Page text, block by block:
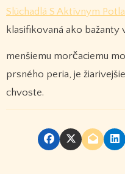
Slúchadlá S Aktívnym
klasifikovaná ako bažanty
menšiemu morčaciemu
prsného peria, je
chvoste.